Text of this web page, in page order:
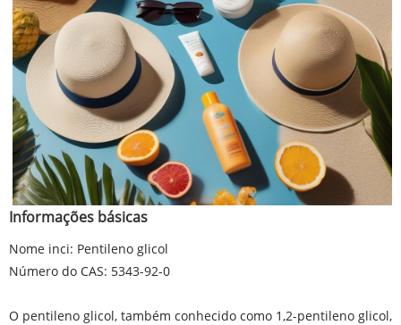
Informações básicas
Nome inci: Pentileno glicol
Número do CAS: 5343-92-0
O pentileno glicol, também conhecido como 1,2-pentileno glicol,